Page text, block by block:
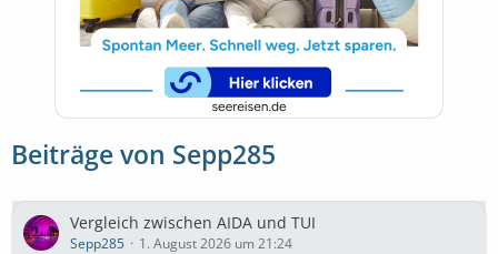
Beiträge von Sepp285
Vergleich zwischen AIDA und TUI
Sepp285 1. August 2026 um 21:24